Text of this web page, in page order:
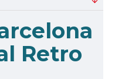
Retro